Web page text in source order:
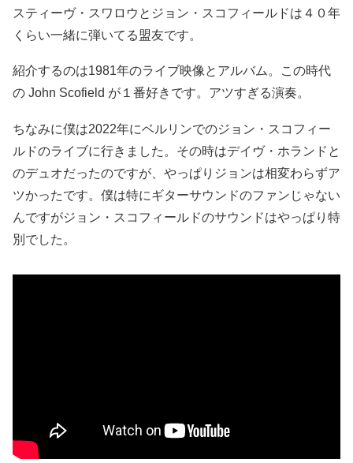
スティーヴ・スワロウとジョン・スコフィールドは４０年
くらい一緒に弾いてる盟友です。
紹介するのは1981年のライブ映像とアルバム。この時代
の John Scofield が１番好きです。アツすぎる演奏。
ちなみに僕は2022年にベルリンでのジョン・スコフィー
ルドのライブに行きました。その時はデイヴ・ホランドと
のデュオだったのですが、やっぱりジョンは相変わらずア
ツかったです。僕は特にギターサウンドのファンじゃない
んですがジョン・スコフィールドのサウンドはやっぱり特
別でした。